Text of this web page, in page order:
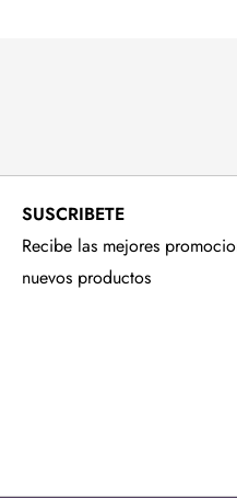
SUSCRIBETE
Recibe las mejores
nuevos productos